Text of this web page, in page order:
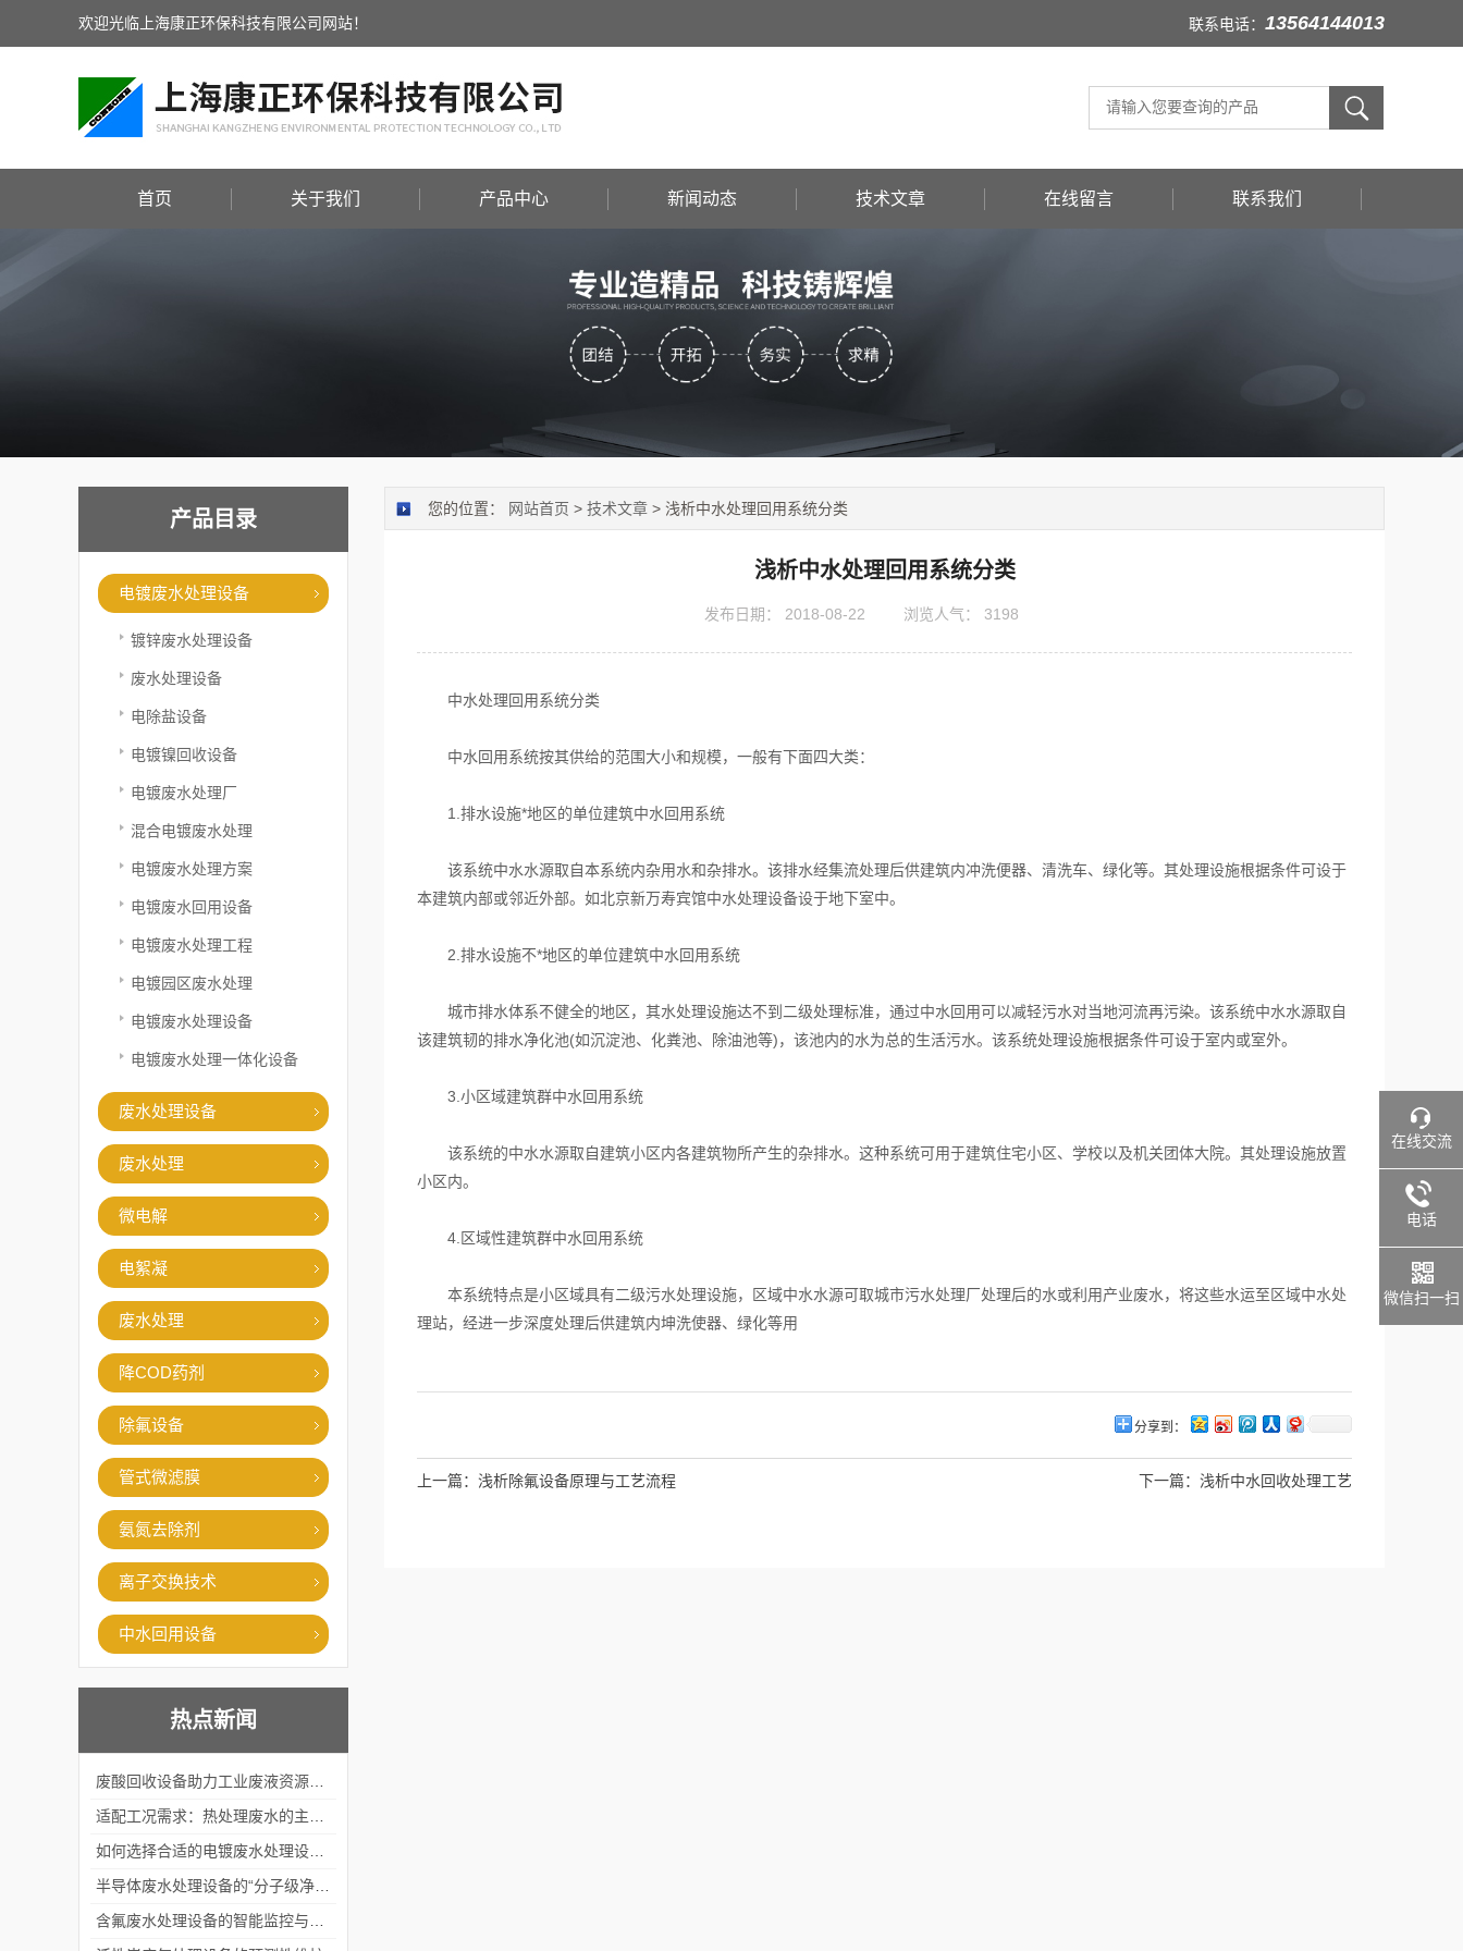
欢迎光临上海康正环保科技有限公司网站！ 联系电话： 13564144013
首页 关于我们 产品中心 新闻动态 技术文章 在线留言 联系我们
产品目录
电镀废水处理设备
镀锌废水处理设备
废水处理设备
电除盐设备
电镀镍回收设备
电镀废水处理厂
混合电镀废水处理
电镀废水处理方案
电镀废水回用设备
电镀废水处理工程
电镀园区废水处理
电镀废水处理设备
电镀废水处理一体化设备
废水处理设备
废水处理
微电解
电絮凝
废水处理
降COD药剂
除氟设备
管式微滤膜
氨氮去除剂
离子交换技术
中水回用设备
热点新闻
您的位置： 网站首页 > 技术文章 > 浅析中水处理回用系统分类
浅析中水处理回用系统分类
发布日期： 2018-08-22 浏览人气： 3198
中水处理回用系统分类
中水回用系统按其供给的范围大小和规模，一般有下面四大类：
1.排水设施*地区的单位建筑中水回用系统
该系统中水水源取自本系统内杂用水和杂排水。该排水经集流处理后供建筑内冲洗便器、清洗车、绿化等。其处理设施根据条件可设于
本建筑内部或邻近外部。如北京新万寿宾馆中水处理设备设于地下室中。
2.排水设施不*地区的单位建筑中水回用系统
城市排水体系不健全的地区，其水处理设施达不到二级处理标准，通过中水回用可以减轻污水对当地河流再污染。该系统中水水源取自
该建筑韧的排水净化池(如沉淀池、化粪池、除油池等)，该池内的水为总的生活污水。该系统处理设施根据条件可设于室内或室外。
3.小区域建筑群中水回用系统
该系统的中水水源取自建筑小区内各建筑物所产生的杂排水。这种系统可用于建筑住宅小区、学校以及机关团体大院。其处理设施放置
小区内。
4.区域性建筑群中水回用系统
本系统特点是小区域具有二级污水处理设施，区域中水水源可取城市污水处理厂处理后的水或利用产业废水，将这些水运至区域中水处
理站，经进一步深度处理后供建筑内坤洗使器、绿化等用
分享到：
上一篇： 浅析除氟设备原理与工艺流程 下一篇： 浅析中水回收处理工艺
在线交流
电话
微信扫一扫